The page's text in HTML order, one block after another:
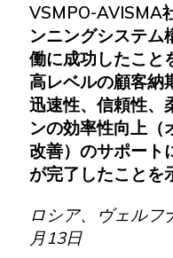
VSMPO-AVISMA
ンニングシステム
働に成功したこと
高レベルの顧客納
迅速性、信頼性、
ンの効率性向上（
改善）のサポート
が完了したことを
ロシア、ヴェル
月13日